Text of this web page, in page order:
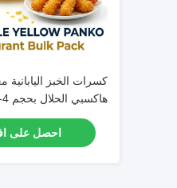
كسرات الخبز
امتصاص الزيت في
احصل على